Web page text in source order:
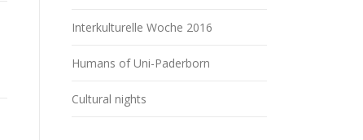
Interkulturelle Woche 2016
Humans of Uni-Paderborn
Cultural nights